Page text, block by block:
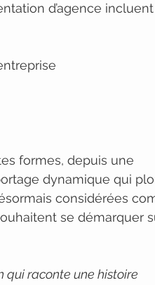
d’agence incluent
formes, depuis une
dynamique qui
considérées
se démarquer
qui raconte une histoire